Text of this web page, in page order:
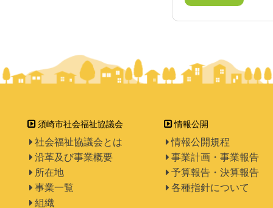
須崎市社会福祉協議会
社会福祉協議会とは
沿革及び事業概要
所在地
事業一覧
組織
情報公開
情報公開規程
事業計画・事業報告
予算報告・決算報告
各種指針について